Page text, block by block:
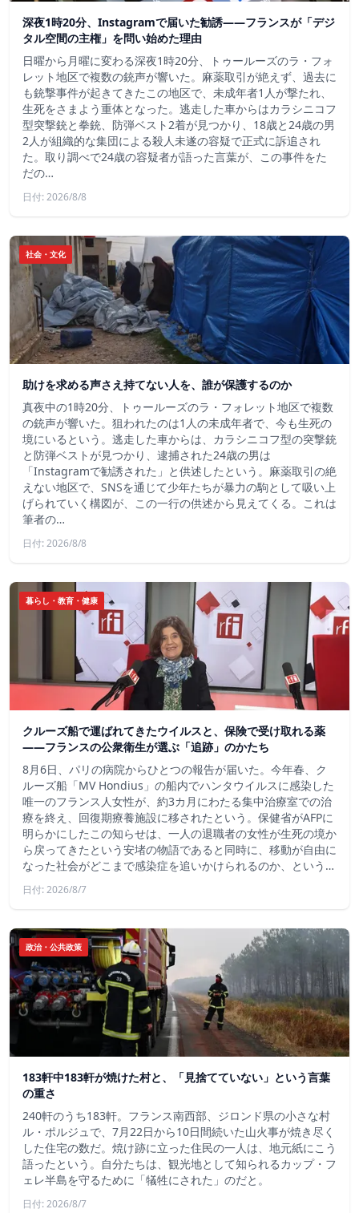
深夜1時20分、Instagramで届いた勧誘――フランスが「デジ
タル空間の主権」を問い始めた理由
日曜から月曜に変わる深夜1時20分、トゥールーズのラ・フォ
レット地区で複数の銃声が響いた。麻薬取引が絶えず、過去に
も銃撃事件が起きてきたこの地区で、未成年者1人が撃たれ、
生死をさまよう重体となった。逃走した車からはカラシニコフ
型突撃銃と拳銃、防弾ベスト2着が見つかり、18歳と24歳の男
2人が組織的な集団による殺人未遂の容疑で正式に訴追され
た。取り調べで24歳の容疑者が語った言葉が、この事件をた
だの…
日付: 2026/8/8
社会・文化
助けを求める声さえ持てない人を、誰が保護するのか
真夜中の1時20分、トゥールーズのラ・フォレット地区で複数
の銃声が響いた。狙われたのは1人の未成年者で、今も生死の
境にいるという。逃走した車からは、カラシニコフ型の突撃銃
と防弾ベストが見つかり、逮捕された24歳の男は
「Instagramで勧誘された」と供述したという。麻薬取引の絶
えない地区で、SNSを通じて少年たちが暴力の駒として吸い上
げられていく構図が、この一行の供述から見えてくる。これは
筆者の…
日付: 2026/8/8
暮らし・教育・健康
クルーズ船で運ばれてきたウイルスと、保険で受け取れる薬
――フランスの公衆衛生が選ぶ「追跡」のかたち
8月6日、パリの病院からひとつの報告が届いた。今年春、ク
ルーズ船「MV Hondius」の船内でハンタウイルスに感染した
唯一のフランス人女性が、約3カ月にわたる集中治療室での治
療を終え、回復期療養施設に移されたという。保健省がAFPに
明らかにしたこの知らせは、一人の退職者の女性が生死の境か
ら戻ってきたという安堵の物語であると同時に、移動が自由に
なった社会がどこまで感染症を追いかけられるのか、という…
日付: 2026/8/7
政治・公共政策
183軒中183軒が焼けた村と、「見捨てていない」という言葉
の重さ
240軒のうち183軒。フランス南西部、ジロンド県の小さな村
ル・ポルジュで、7月22日から10日間続いた山火事が焼き尽く
した住宅の数だ。焼け跡に立った住民の一人は、地元紙にこう
語ったという。自分たちは、観光地として知られるカップ・フ
ェレ半島を守るために「犠牲にされた」のだと。
日付: 2026/8/7